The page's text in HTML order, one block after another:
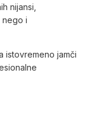
nijansi,
nego i
istovremeno jamči